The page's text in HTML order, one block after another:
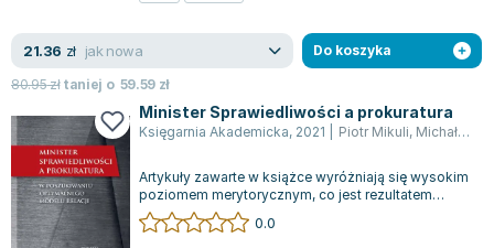
21.36 zł jak nowa
80.95złtaniej o 59.59 zł
Do koszyka
Minister Sprawiedliwości a prokuratura
Księgarnia Akademicka, 2021 Piotr Mikuli, Michał Mistygacz
Artykuły zawarte w książce wyróżniają się wysokim
poziomem merytorycznym, co jest rezultatem
solidnego warsztatu badawczego ich au...
0.0